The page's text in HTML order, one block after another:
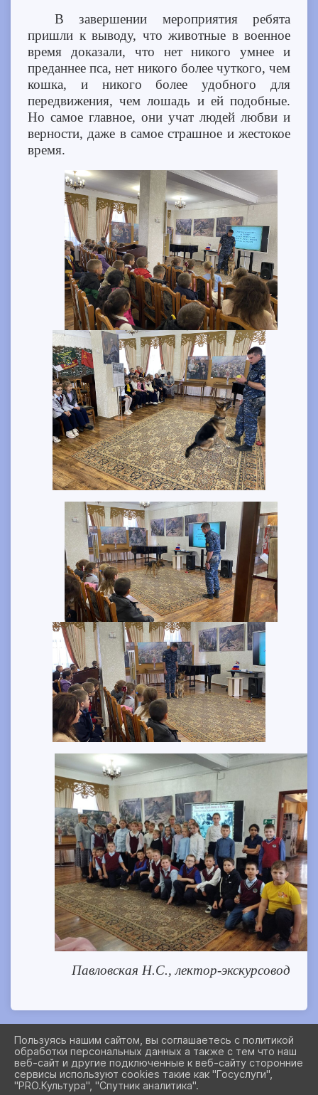
В завершении мероприятия ребята
пришли к выводу, что животные в военное
время доказали, что нет никого умнее и
преданнее пса, нет никого более чуткого, чем
кошка, и никого более удобного для
передвижения, чем лошадь и ей подобные.
Но самое главное, они учат людей любви и
верности, даже в самое страшное и жестокое
время.
Павловская Н.С., лектор-экскурсовод
2026 Г. MUSEUMCOMPLEXNSO.RU
ВХОД
КАРТА САЙТА
ПОЛИТИКА ОБРАБОТКИ ПЕРСОНАЛЬНЫХ ДАННЫХ
Пользуясь нашим сайтом, вы соглашаетесь с политикой
обработки персональных данных а также с тем что наш
веб-сайт и другие подключенные к веб-сайту сторонние
сервисы используют cookies такие как "Госуслуги",
"PRO.Культура", "Спутник аналитика".